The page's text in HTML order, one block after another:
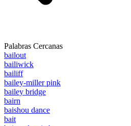
Palabras Cercanas
bailout
bailiwick
bailiff
bailey-miller pink
bailey bridge
bairn
baishou dance
bait